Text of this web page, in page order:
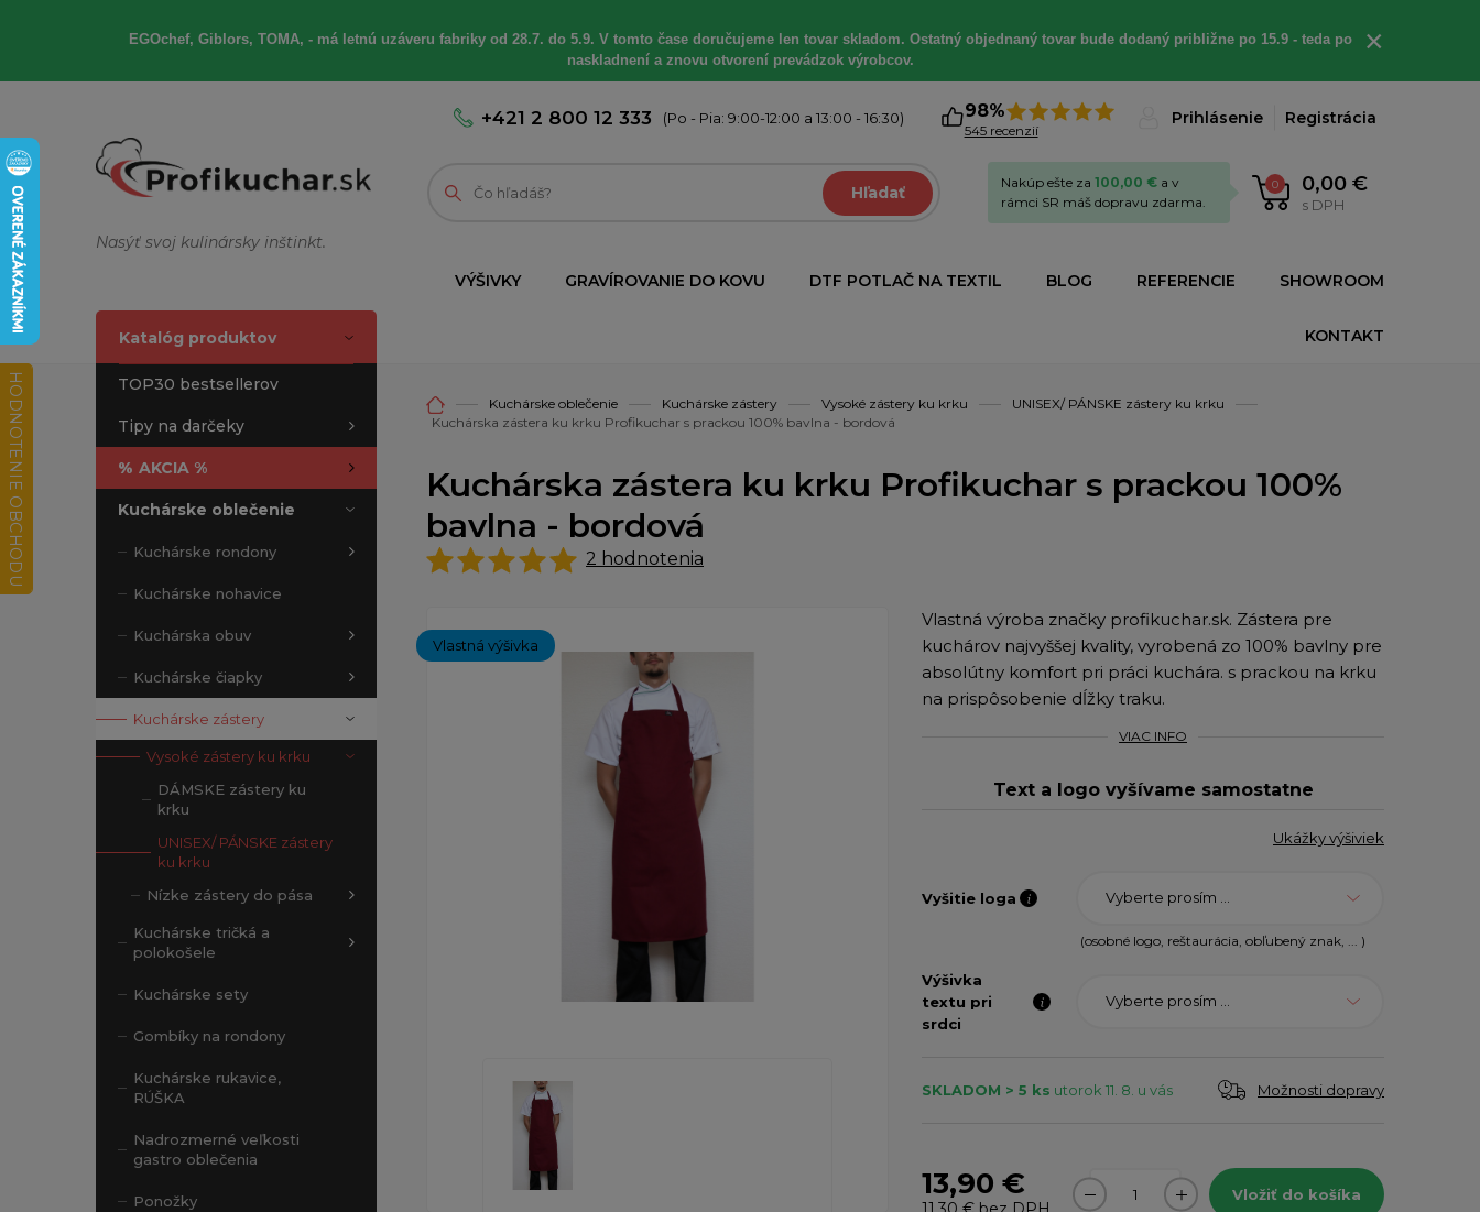
EGOchef, Giblors, TOMA, - má letnú uzáveru fabriky od 28.7. do 5.9. V tomto čase doručujeme len tovar skladom. Ostatný objednaný tovar bude dodaný približne po 15.9 - teda po
naskladnení a znovu otvorení prevádzok výrobcov.
×
Nasýť svoj kulinársky inštinkt.
+421 2 800 12 333 (Po - Pia: 9:00-12:00 a 13:00 - 16:30) 98%
545 recenzií
Prihlásenie Registrácia
Hľadať 0 0,00 €
s DPH
Nakúp ešte za 100,00 € a v
rámci SR máš dopravu zdarma.
VÝŠIVKY GRAVÍROVANIE DO KOVU DTF POTLAČ NA TEXTIL BLOG REFERENCIE SHOWROOM
KONTAKT
Katalóg produktov
TOP30 bestsellerov
Tipy na darčeky
% AKCIA %
Kuchárske oblečenie
Kuchárske rondony
Kuchárske nohavice
Kuchárska obuv
Kuchárske čiapky
Kuchárske zástery
Vysoké zástery ku krku
DÁMSKE zástery ku
krku
UNISEX/ PÁNSKE zástery
ku krku
Nízke zástery do pása
Kuchárske tričká a
polokošele
Kuchárske sety
Gombíky na rondony
Kuchárske rukavice,
RÚŠKA
Nadrozmerné veľkosti
gastro oblečenia
Ponožky
Kuchárske oblečenie Kuchárske zástery Vysoké zástery ku krku
UNISEX/ PÁNSKE zástery ku krku
Kuchárska zástera ku krku Profikuchar s prackou 100% bavlna - bordová
Kuchárska zástera ku krku Profikuchar s prackou 100%
bavlna - bordová
2 hodnotenia
Vlastná výšivka
Vlastná výroba značky profikuchar.sk. Zástera pre
kuchárov najvyššej kvality, vyrobená zo 100% bavlny pre
absolútny komfort pri práci kuchára. s prackou na krku
na prispôsobenie dĺžky traku.
VIAC INFO
Text a logo vyšívame samostatne
Ukážky výšiviek
Vyšitie loga Vyberte prosím ...
(osobné logo, reštaurácia, obľubený znak, ... )
Výšivka
textu pri
srdci
Vyberte prosím ...
SKLADOM > 5 ks utorok 11. 8. u vás Možnosti dopravy
13,90 € Vložiť do košíka
HODNOTENIE OBCHODU